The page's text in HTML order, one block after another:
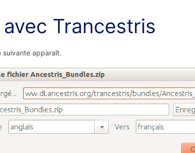
Trancestris
suivante apparaît.